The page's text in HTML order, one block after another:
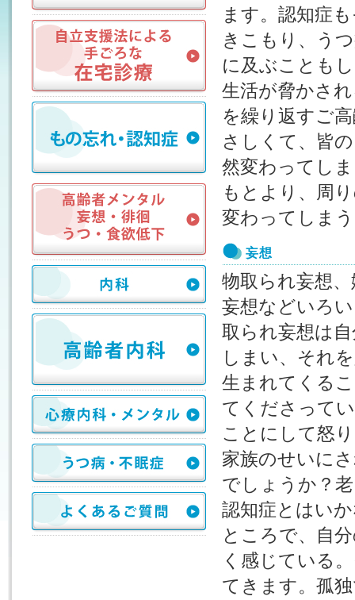
ます。認知症
きこもり、う
に及ぶことも
生活が脅かさ
を繰り返すご
さしくて、皆
然変わってし
もとより、周
変わってしま
妄想
物取られ妄想
妄想などいろ
取られ妄想は
しまい、それ
生まれてくる
てくださって
ことにして怒
家族のせいに
でしょうか？
認知症とはい
ところで、自
く感じている
てきます。孤